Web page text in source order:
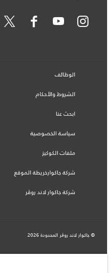
الوظائف
الشروط والأحكام
ابحث عنا
سياسة الخصوصية
ملفات الكوكيز
شركة جاكوارخريطة الموقع
شركة جاكوار لاند روڤر
© جاكوار لاند روڨر المحدودة 2026